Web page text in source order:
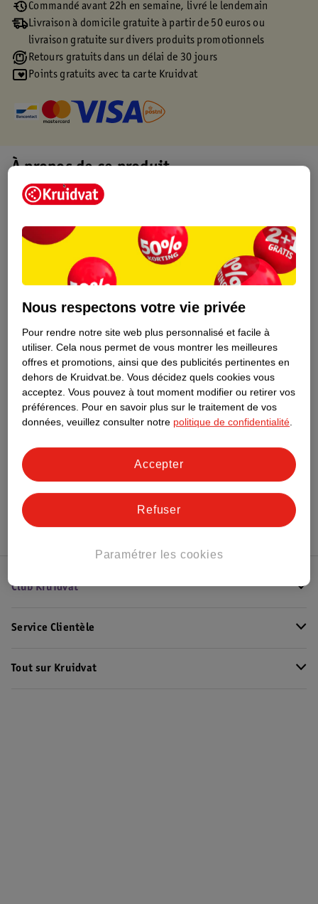
Commandé avant 22h en semaine, livré le lendemain
Livraison à domicile gratuite à partir de 50 euros ou
livraison gratuite sur divers produits promotionnels
Retours gratuits dans un délai de 30 jours
Points gratuits avec ta carte Kruidvat
À propos de ce produit
Informations relatives au produit
Informations figurant sur l'étiquette
Nature Impact Score
Ce produit n’a (pas encore) de "Nature
Plus d’informations
Informations sur la commande et la livraison
Voir aussi
Plus de
Club Kruidvat
Service Clientèle
Tout sur Kruidvat
Nous respectons votre vie privée
Pour rendre notre site web plus personnalisé et facile à
utiliser. Cela nous permet de vous montrer les meilleures
offres et promotions, ainsi que des publicités pertinentes en
dehors de Kruidvat.be. Vous décidez quels cookies vous
acceptez. Vous pouvez à tout moment modifier ou retirer vos
préférences. Pour en savoir plus sur le traitement de vos
données, veuillez consulter notre politique de confidentialité.
Paramétrer les cookies
Refuser
Accepter